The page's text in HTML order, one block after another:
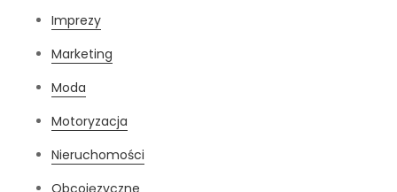
Imprezy
Marketing
Moda
Motoryzacja
Nieruchomości